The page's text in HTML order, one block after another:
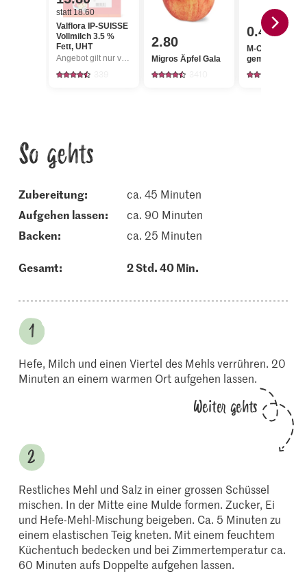
statt 18.60
Valflora IP-SUISSE
Vollmilch 3.5 %
Fett, UHT
Angebot gilt nur vom 6.8. bis 12.8.2026, solange Vorrat.
2.80
Migros Äpfel Gala
0.45
M-Classic Zimt
gemahlen
So gehts
Zubereitung:
ca. 45 Minuten
aufgehen lassen:
ca. 90 Minuten
backen:
ca. 25 Minuten
Gesamt: 2 Std. 40 Min.
Hefe, Milch und einen Viertel des Mehls verrühren. 20
Minuten an einem warmen Ort aufgehen lassen.
Weiter gehts
Restliches Mehl und Salz in einer grossen Schüssel
mischen. In der Mitte eine Mulde formen. Zucker, Ei
und Hefe-Mehl-Mischung beigeben. Ca. 5 Minuten zu
einem elastischen Teig kneten. Mit einem feuchtem
Küchentuch bedecken und bei Zimmertemperatur ca.
60 Minuten aufs Doppelte aufgehen lassen.